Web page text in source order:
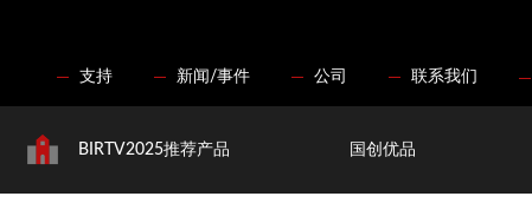
BIRTV2025推荐产品 国创优品
支持 新闻/事件 公司 联系我们